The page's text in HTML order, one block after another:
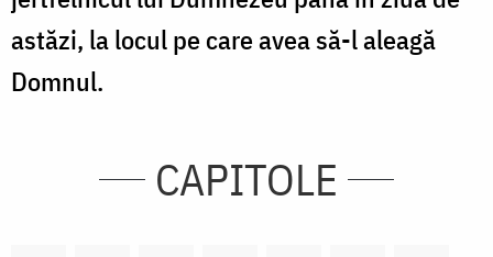
astăzi, la locul pe care avea să-l aleagă
Domnul.
CAPITOLE